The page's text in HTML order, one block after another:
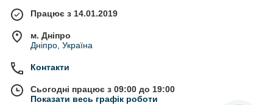
Працює з 14.01.2019
м. Дніпро
Дніпро, Україна
Контакти
Сьогодні працює з 09:00 до 19:00
Показати весь графік роботи